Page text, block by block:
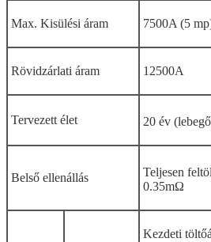
Max. Kisülési áram 7500A (5
Rövidzárlati áram 12500A
Tervezett élet 20 év
Belső ellenállás Teljesen
0.35mΩ
Kezdeti